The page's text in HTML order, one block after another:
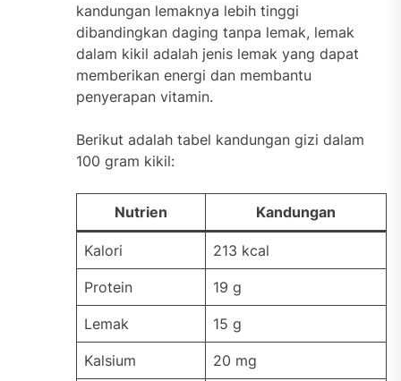
kandungan lemaknya lebih tinggi
dibandingkan daging tanpa lemak, lemak
dalam kikil adalah jenis lemak yang dapat
memberikan energi dan membantu
penyerapan vitamin.
Berikut adalah tabel kandungan gizi dalam
100 gram kikil:
Nutrien Kandungan
Kalori 213 kcal
Protein 19 g
Lemak 15 g
Kalsium 20 mg